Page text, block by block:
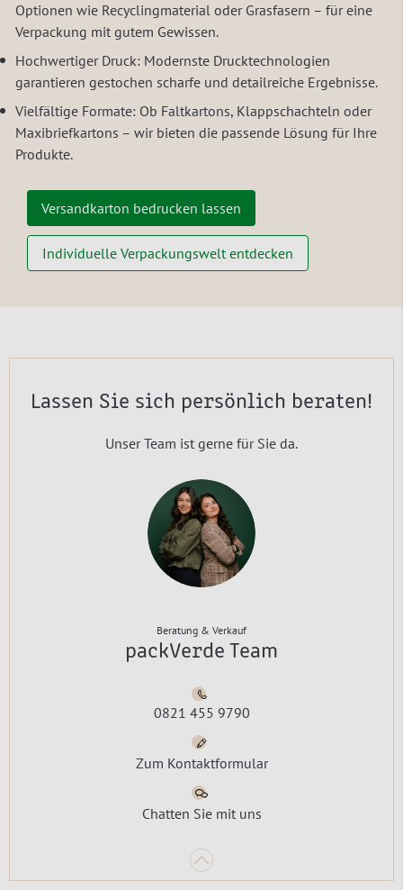
Optionen wie Recyclingmaterial oder Grasfasern – für eine
Verpackung mit gutem Gewissen.
Hochwertiger Druck: Modernste Drucktechnologien
garantieren gestochen scharfe und detailreiche Ergebnisse.
Vielfältige Formate: Ob Faltkartons, Klappschachteln oder
Maxibriefkartons – wir bieten die passende Lösung für Ihre
Produkte.
Versandkarton bedrucken lassen
Individuelle Verpackungswelt entdecken
Lassen Sie sich persönlich beraten!
Unser Team ist gerne für Sie da.
Beratung & Verkauf
packVerde Team
0821 455 9790
Zum Kontaktformular
Chatten Sie mit uns